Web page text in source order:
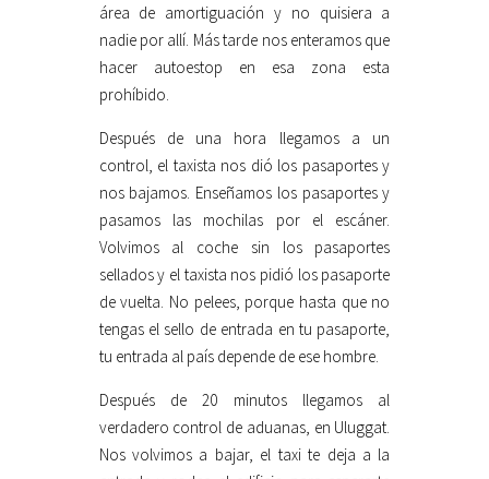
área de amortiguación y no quisiera a
nadie por allí. Más tarde nos enteramos que
hacer autoestop en esa zona esta
prohíbido.
Después de una hora llegamos a un
control, el taxista nos dió los pasaportes y
nos bajamos. Enseñamos los pasaportes y
pasamos las mochilas por el escáner.
Volvimos al coche sin los pasaportes
sellados y el taxista nos pidió los pasaporte
de vuelta. No pelees, porque hasta que no
tengas el sello de entrada en tu pasaporte,
tu entrada al país depende de ese hombre.
Después de 20 minutos llegamos al
verdadero control de aduanas, en Uluggat.
Nos volvimos a bajar, el taxi te deja a la